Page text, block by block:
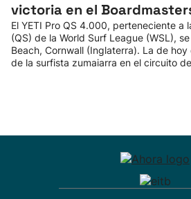
victoria en el
El YETI Pro QS 4.000, perteneciente a
(QS) de la World Surf League (WSL),
Beach, Cornwall (Inglaterra). La de
de la surfista zumaiarra en el circuito